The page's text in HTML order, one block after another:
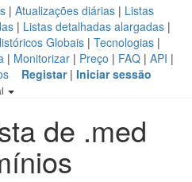
| Atualizações diárias | Listas
| Listas detalhadas alargadas |
Globais | Tecnologias |
| Monitorizar | Preço | FAQ | API |
Registar| Iniciar sessão
de .med